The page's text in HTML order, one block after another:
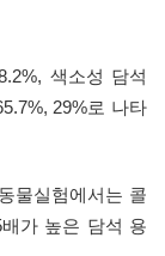
색소성 담석
29%로 나타
물실험에서는 콜
가 높은 담석 용